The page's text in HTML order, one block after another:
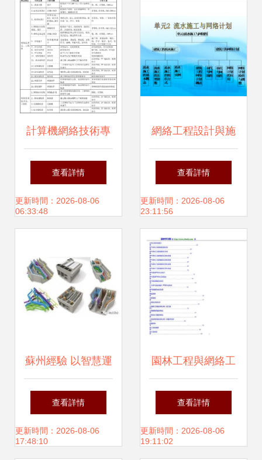
意事項
計算機網絡技術專
業崗位群工作任務
分析 網絡工程的設
查看詳情
更新時間：2026-08-06
06:33:48
網絡工程設計與施
工 從藍圖到實現
查看詳情
更新時間：2026-08-06
23:11:56
蘇州經驗 以智慧運
維為導向的綜合管
廊BIM過程管控及
查看詳情
更新時間：2026-08-06
17:48:10
園林工程與網絡工
程的雙軌并行 施工
技術資料管理與設
查看詳情
更新時間：2026-08-06
19:11:02